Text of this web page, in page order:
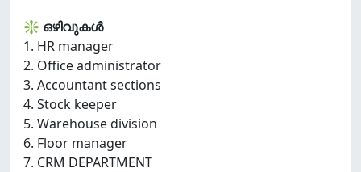
❇️ ഒഴിവുകൾ
1. HR manager
2. Office administrator
3. Accountant sections
4. Stock keeper
5. Warehouse division
6. Floor manager
7. CRM DEPARTMENT